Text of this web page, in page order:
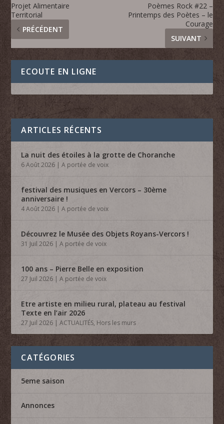
Projet Alimentaire
Territorial
PRÉCÉDENT
Poèmes Rock #22 –
Printemps des Poètes – le
Courage
SUIVANT
ECOUTE EN LIGNE
ARTICLES RÉCENTS
La nuit des étoiles à la grotte de Choranche
6 Août 2026 |A portée de voix
festival des musiques en Vercors – 30ème
anniversaire !
4 Août 2026 |A portée de voix
Découvrez le Musée des Objets Royans-Vercors !
31 Juil 2026 |A portée de voix
100 ans – Pierre Belle en exposition
27 Juil 2026 |A portée de voix
Etre artiste en milieu rural, plateau au festival
Texte en l’air 2026
27 Juil 2026 |ACTUALITÉS, Hors les murs
CATÉGORIES
5eme saison
Annonces